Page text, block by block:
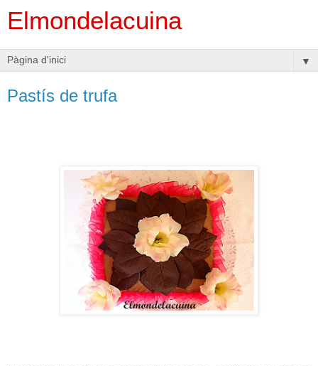
Elmondelacuina
▼
Pastís de trufa